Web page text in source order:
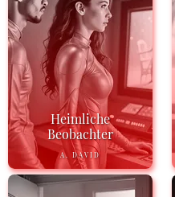
Heimliche
Beobachter
A. DAVID